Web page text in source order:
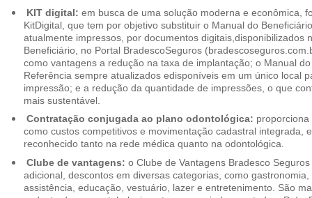
KIT digital: em busca de uma solução moderna e econômica,
KitDigital, que tem por objetivo substituir o Manual do
atualmente impressos, por documentos digitais,disponibilizados
Beneficiário, no Portal BradescoSeguros
como vantagens a redução na taxa de implantação; o Manual
Referência sempre atualizados edisponíveis em um único local
impressão; e a redução da quantidade de impressões, o que
mais sustentável.
Contratação conjugada ao plano odontológica:
como custos competitivos e movimentação cadastral integrada,
reconhecido tanto na rede médica quanto na odontológica.
Clube de vantagens: o Clube de Vantagens Bradesco
adicional, descontos em diversas categorias, como
assistência, educação, vestuário, lazer e entretenimento. São